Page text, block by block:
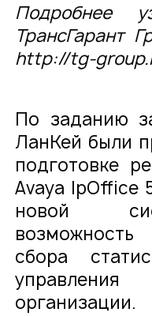
Подробнее
ТрансГарант
http://tg-
По заданию
ЛанКей были
подготовке
Avaya IpOffice
новой
возможность
сбора
управления
организации.